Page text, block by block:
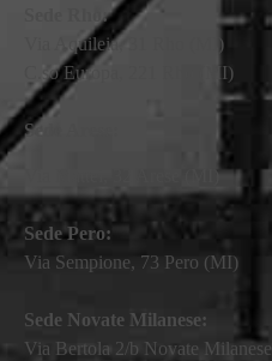
Sede Rho:
Via Aquileia, 31 Rho (MI)
C.so Europa, 221 Rho (MI)
Sede Arese:
Via Mattei, 32 Arese (MI)
Sede Pero:
Via Sempione, 73 Pero (MI)
Sede Novate Milanese:
Via Bertola 2/b Novate Milanese